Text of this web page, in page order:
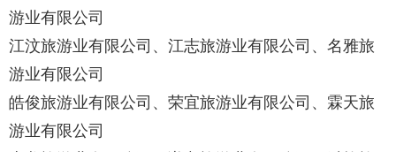
游业有限公司
江汶旅游业有限公司、江志旅游业有限公司、名雅旅
游业有限公司
皓俊旅游业有限公司、荣宜旅游业有限公司、霖天旅
游业有限公司